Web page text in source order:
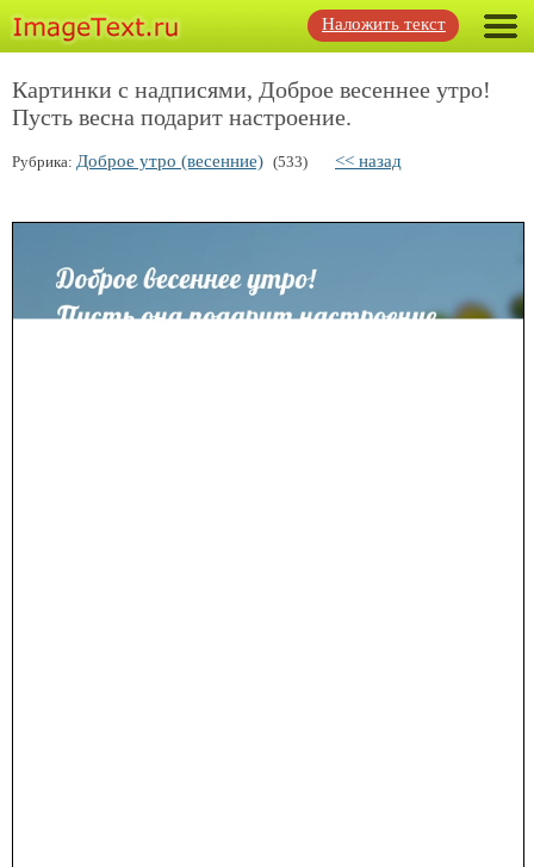
Наложить текст
Картинки с надписями, Доброе весеннее утро!
Пусть весна подарит настроение.
Рубрика: Доброе утро (весенние) (533) << назад